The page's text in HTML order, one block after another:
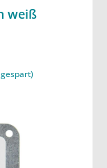
weiß